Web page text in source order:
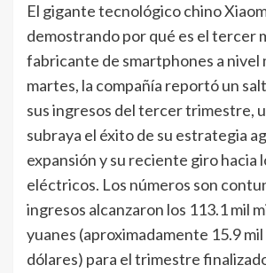
El gigante tecnológico chino
demostrando por qué es el tercer
fabricante de smartphones a nivel
martes, la compañía reportó un
sus ingresos del tercer trimestre,
subraya el éxito de su estrategia
expansión y su reciente giro hacia
eléctricos. Los números son
ingresos alcanzaron los 113.1 mil
yuanes (aproximadamente 15.9
dólares) para el trimestre